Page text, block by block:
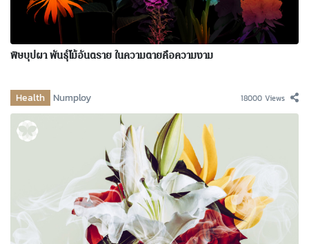
พิษบุปผา พันธุ์ไม้อันตราย ในความตายคือความงาม
Health Numploy 18000 Views